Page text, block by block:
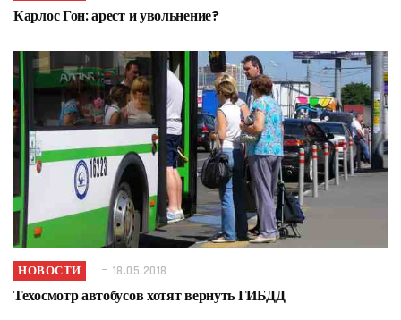
Карлос Гон: арест и увольнение?
НОВОСТИ 18.05.2018
Техосмотр автобусов хотят вернуть ГИБДД